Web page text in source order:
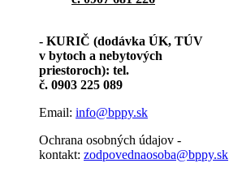
- KURIČ (dodávka ÚK, TÚV
v bytoch a nebytových
priestoroch): tel.
č. 0903 225 089
Email: info@bppy.sk
Ochrana osobných údajov -
kontakt: zodpovednaosoba@bppy.sk